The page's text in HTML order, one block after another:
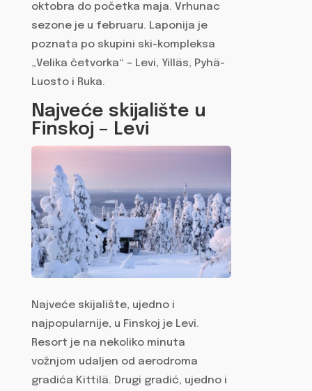
oktobra do početka maja. Vrhunac
sezone je u februaru. Laponija je
poznata po skupini ski-kompleksa
„Velika četvorka“ – Levi, Yilläs, Pyhä-
Luosto i Ruka.
Najveće skijalište u
Finskoj – Levi
Najveće skijalište, ujedno i
najpopularnije, u Finskoj je Levi.
Resort je na nekoliko minuta
vožnjom udaljen od aerodroma
gradića Kittilä. Drugi gradić, ujedno i